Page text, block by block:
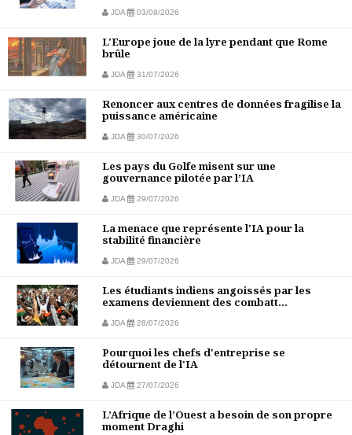
JDA 03/08/2026
L'Europe joue de la lyre pendant que Rome
brûle
JDA 31/07/2026
Renoncer aux centres de données fragilise la
puissance américaine
JDA 30/07/2026
Les pays du Golfe misent sur une
gouvernance pilotée par l’IA
JDA 29/07/2026
La menace que représente l'IA pour la
stabilité financière
JDA 29/07/2026
Les étudiants indiens angoissés par les
examens deviennent des combatt...
JDA 28/07/2026
Pourquoi les chefs d'entreprise se
détournent de l'IA
JDA 27/07/2026
L’Afrique de l’Ouest a besoin de son propre
moment Draghi